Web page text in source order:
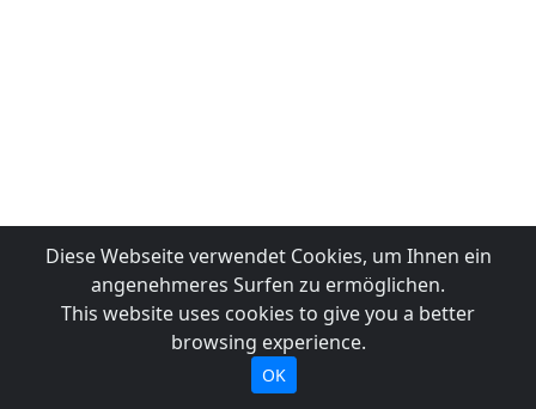
Diese Webseite verwendet Cookies, um Ihnen ein
angenehmeres Surfen zu ermöglichen.
This website uses cookies to give you a better
browsing experience.
OK